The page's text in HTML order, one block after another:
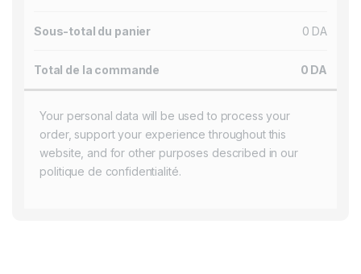
Sous-total du panier 0 DA
Total de la commande 0 DA
Your personal data will be used to process your
order, support your experience throughout this
website, and for other purposes described in our
politique de confidentialité.